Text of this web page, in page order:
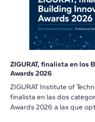
ZIGURAT, finalista en los
Awards 2026
ZIGURAT Institute of
finalista en las dos
Awards 2026 a las que